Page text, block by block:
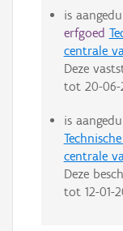
is
erfgoed
centrale
Deze
tot 20-06-
is
centrale
Deze
tot 12-01-